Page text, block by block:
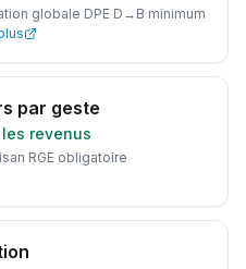
globale DPE D→B minimum
par geste
revenus
RGE obligatoire